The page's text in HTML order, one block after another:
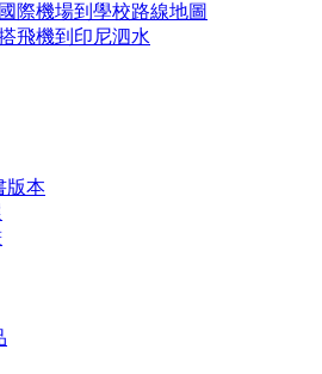
際機場到學校路線地圖
飛機到印尼泗水
版本